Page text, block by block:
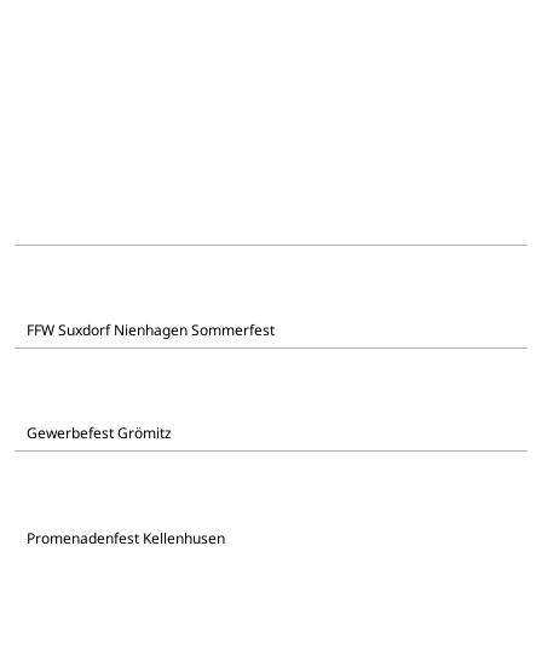
FFW Suxdorf Nienhagen Sommerfest
Gewerbefest Grömitz
Promenadenfest Kellenhusen